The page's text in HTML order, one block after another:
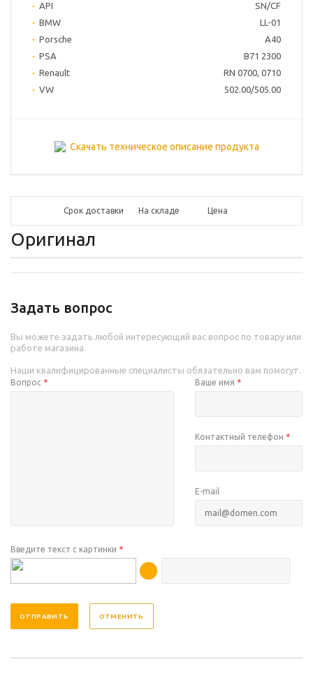
API
SN/CF
BMW
LL-01
Porsche
A40
PSA
B71 2300
Renault
RN 0700, 0710
VW
502.00/505.00
Скачать техническое описание продукта
Срок доставки На складе Цена
Оригинал
Задать вопрос
Вы можете задать любой интересующий вас вопрос по товару или
работе магазина.
Наши квалифицированные специалисты обязательно вам помогут.
Вопрос * Ваше имя *
Контактный телефон *
E-mail
Введите текст с картинки *
ОТМЕНИТЬ